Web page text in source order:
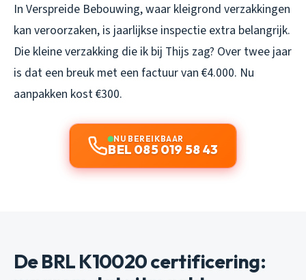
In Verspreide Bebouwing, waar kleigrond verzakkingen
kan veroorzaken, is jaarlijkse inspectie extra belangrijk.
Die kleine verzakking die ik bij Thijs zag? Over twee jaar
is dat een breuk met een factuur van €4.000. Nu
aanpakken kost €300.
NU BEREIKBAAR
BEL 085 019 58 43
De BRL K10020 certificering: